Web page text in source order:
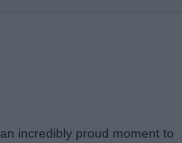
incredibly proud moment to